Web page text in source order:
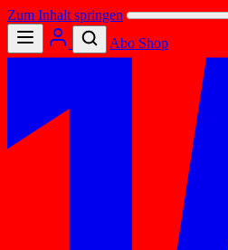
Zum Inhalt springen
Abo Shop